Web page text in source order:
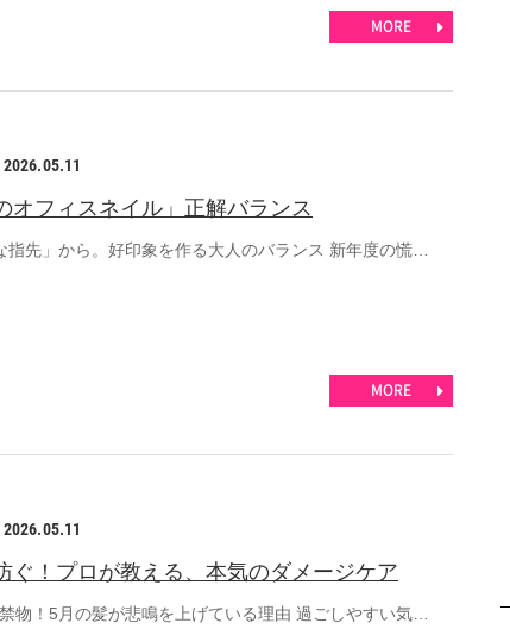
MORE
2026.05.11
オフィスネイル」正解バランス
指先」から。好印象を作る大人のバランス 新年度の慌…
MORE
2026.05.11
ぐ！プロが教える、本気のダメージケア
物！5月の髪が悲鳴を上げている理由 過ごしやすい気…